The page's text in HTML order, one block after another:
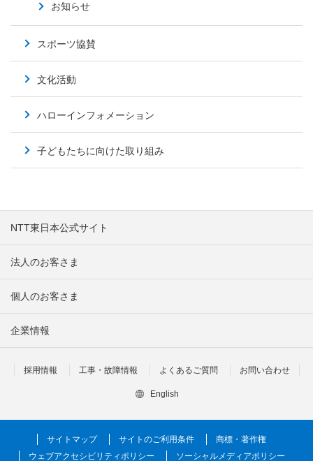
お知らせ
スポーツ協賛
文化活動
ハローインフォメーション
子どもたちに向けた取り組み
NTT東日本公式サイト
法人のお客さま
個人のお客さま
企業情報
採用情報 工事・故障情報 よくあるご質問 お問い合わせ
English
サイトマップ サイトのご利用条件
商標・著作権
ウェブアクセシビリティポリシー
ソーシャルメディアポリシー